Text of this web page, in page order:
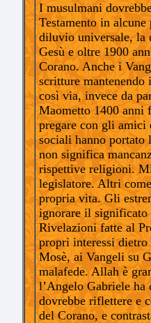
I musulmani
Testamento in
diluvio universale, la
Gesù e oltre 1900
Corano. Anche i
scritture
così via, invece da
Maometto 1400 anni
pregare con gli amici
sociali hanno portato
non significa
rispettive religioni.
legislatore. Altri
propria vita. Gli
ignorare il significato
Rivelazioni fatte al
propri interessi
Mosè, ai Vangeli su
malafede. Allah è
l’Angelo Gabriele
dovrebbe riflettere e
del Corano, e